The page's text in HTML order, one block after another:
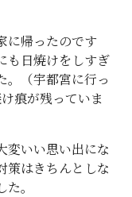
に帰ったのです
も日焼けをしすぎ
。（宇都宮に行っ
痕が残っていま
変いい思い出にな
策はきちんとしな
。